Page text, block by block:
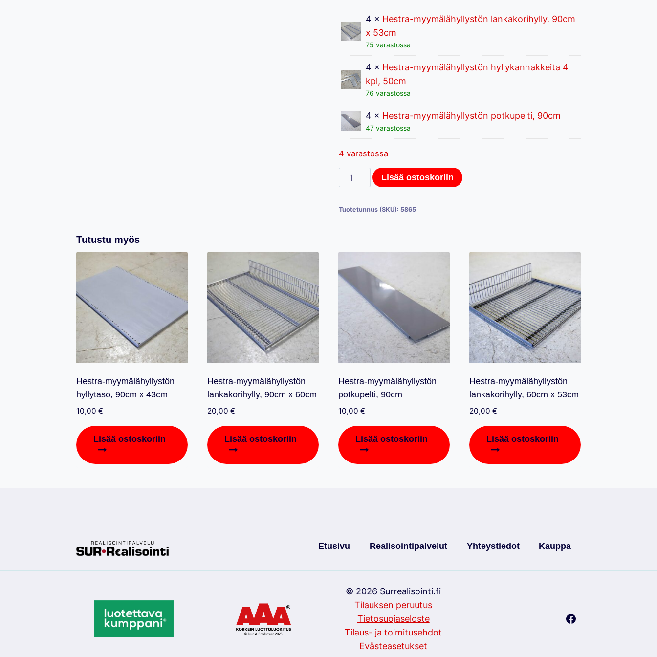
4 × Hestra-myymälähyllystön lankakorihylly, 90cm
x 53cm
75 varastossa
4 × Hestra-myymälähyllystön hyllykannakkeita 4
kpl, 50cm
76 varastossa
4 × Hestra-myymälähyllystön potkupelti, 90cm
47 varastossa
4 varastossa
Hestra
myymälähyllystö
perusosa
Lisää ostoskoriin
Tuotetunnus (SKU): 5865
Tutustu myös
Hestra-myymälähyllystön
hyllytaso, 90cm x 43cm
10,00 €
Lisää ostoskoriin
Hestra-myymälähyllystön
lankakorihylly, 90cm x 60cm
20,00 €
Lisää ostoskoriin
Hestra-myymälähyllystön
potkupelti, 90cm
10,00 €
Lisää ostoskoriin
Hestra-myymälähyllystön
lankakorihylly, 60cm x 53cm
20,00 €
Lisää ostoskoriin
Etusivu Realisointipalvelut Yhteystiedot Kauppa
© 2026 Surrealisointi.fi
Tilauksen peruutus
Tietosuojaseloste
Tilaus- ja toimitusehdot
Evästeasetukset